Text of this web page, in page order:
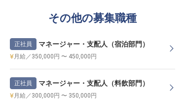
その他の募集職種
正社員 マネージャー・支配人（宿泊部門）
月給／350,000円 〜 450,000円
正社員 マネージャー・支配人（料飲部門）
月給／300,000円 〜 350,000円